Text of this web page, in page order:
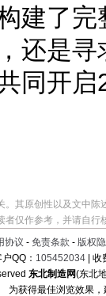
建了
还是
同开
其原创性以及文中
者仅作参考，并请自行
协议 - 免责条款 - 版权
QQ： 105452034 |
东北制造网(东北
为获得最佳浏览效果